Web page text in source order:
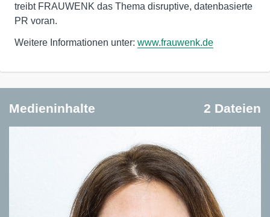
treibt FRAUWENK das Thema disruptive, datenbasierte
PR voran.
Weitere Informationen unter: www.frauwenk.de
Medieninhalte 2 Dateien